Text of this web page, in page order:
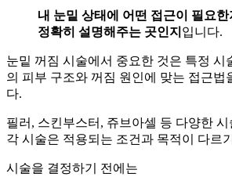
내 눈밑 상태에 어떤 접근이 필요한
정확히 설명해주는 곳인지 입니다.
눈밑 꺼짐 시술에서 중요한 것은 특정 시
의 피부 구조와 꺼짐 원인에 맞는 접근법
다.
필러, 스킨부스터, 쥬브아셀 등 다양한
각 시술은 적용되는 조건과 목적이 다르
시술을 결정하기 전에는